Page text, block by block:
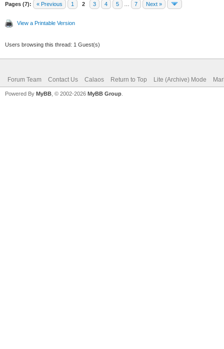
Pages (7): « Previous 1 2 3 4 5 7 Next »
View a Printable Version
Users browsing this thread: 1 Guest(s)
Forum Team Contact Us Calaos Return to Top Lite (Archive) Mode
Powered By MyBB , © 2002-2026 MyBB Group